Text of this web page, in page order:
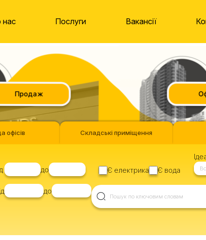
нас Послуги Вакансії
Продаж
офісів Складські приміщення
до Є електрика Є вода
до